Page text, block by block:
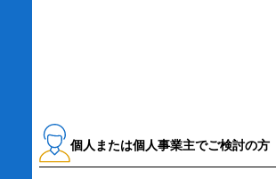
個人または個人事業主でご検討の方